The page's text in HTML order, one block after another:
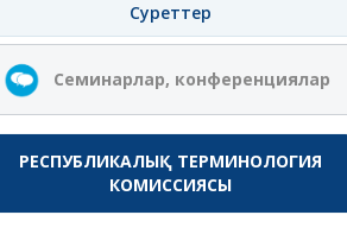
Суреттер
Семинарлар, конференциялар
РЕСПУБЛИКАЛЫҚ ТЕРМИНОЛОГИЯ
КОМИССИЯСЫ